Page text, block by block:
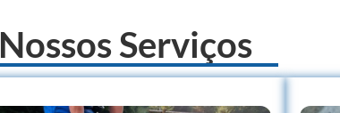
Nossos Serviços